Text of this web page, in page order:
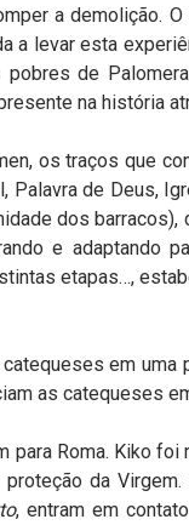
a demolição.
a levar esta
de
na história
os traços que
de Deus,
dos
e adaptando
etapas…,
em
as catequeses
para Roma. Kiko foi
da
, entram em